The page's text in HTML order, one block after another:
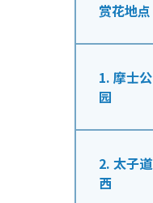
赏花地点
1. 摩士公
园
2. 太子道
西